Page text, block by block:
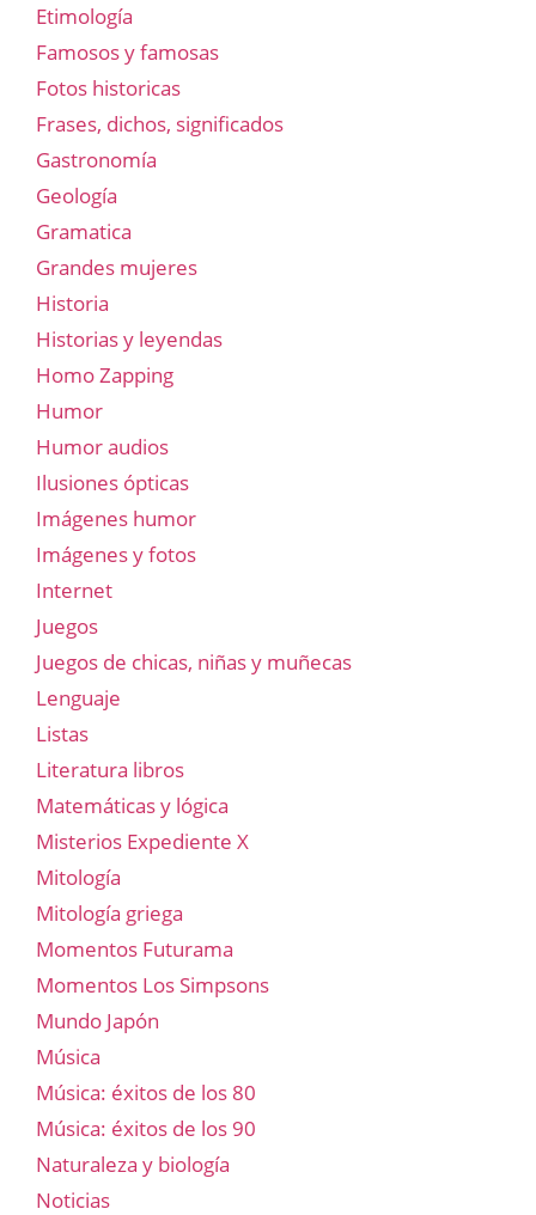
Etimología
Famosos y famosas
Fotos historicas
Frases, dichos, significados
Gastronomía
Geología
Gramatica
Grandes mujeres
Historia
Historias y leyendas
Homo Zapping
Humor
Humor audios
Ilusiones ópticas
Imágenes humor
Imágenes y fotos
Internet
Juegos
Juegos de chicas, niñas y muñecas
Lenguaje
Listas
Literatura libros
Matemáticas y lógica
Misterios Expediente X
Mitología
Mitología griega
Momentos Futurama
Momentos Los Simpsons
Mundo Japón
Música
Música: éxitos de los 80
Música: éxitos de los 90
Naturaleza y biología
Noticias